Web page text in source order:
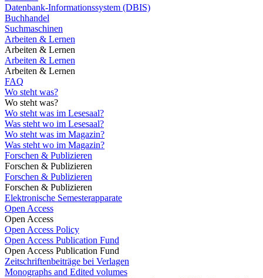
Datenbank-Informationssystem (DBIS)
Buchhandel
Suchmaschinen
Arbeiten & Lernen
Arbeiten & Lernen
Arbeiten & Lernen
Arbeiten & Lernen
FAQ
Wo steht was?
Wo steht was?
Wo steht was im Lesesaal?
Was steht wo im Lesesaal?
Wo steht was im Magazin?
Was steht wo im Magazin?
Forschen & Publizieren
Forschen & Publizieren
Forschen & Publizieren
Forschen & Publizieren
Elektronische Semesterapparate
Open Access
Open Access
Open Access Policy
Open Access Publication Fund
Open Access Publication Fund
Zeitschriftenbeiträge bei Verlagen
Monographs and Edited volumes